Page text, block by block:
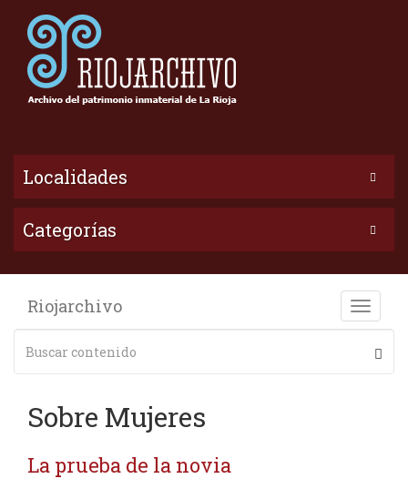
Localidades
Categorías
Toggle
Riojarchivo
Sobre Mujeres
La prueba de la novia